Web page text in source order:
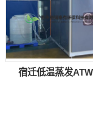
宿迁低温蒸发